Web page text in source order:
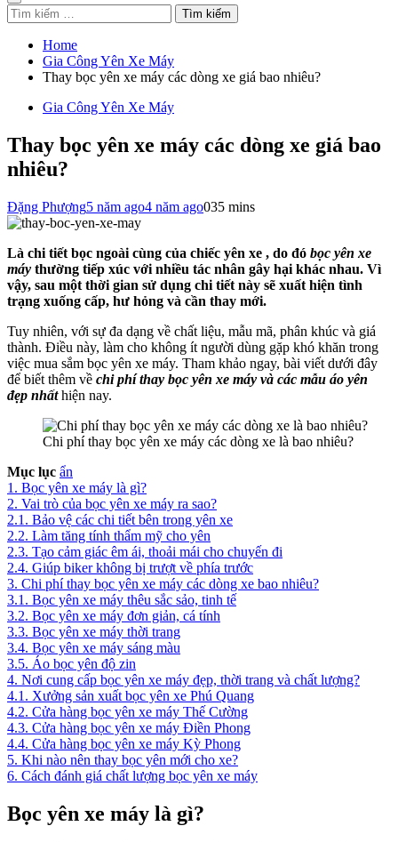
Tìm
kiếm
cho:
Home
Gia Công Yên Xe Máy
Thay bọc yên xe máy các dòng xe giá bao nhiêu?
Gia Công Yên Xe Máy
Thay bọc yên xe máy các dòng xe giá bao
nhiêu?
Đặng Phượng5 năm ago4 năm ago035 mins
Là chi tiết bọc ngoài cùng của chiếc yên xe , do đó bọc yên xe
máy thường tiếp xúc với nhiều tác nhân gây hại khác nhau. Vì
vậy, sau một thời gian sử dụng chi tiết này sẽ xuất hiện tình
trạng xuống cấp, hư hỏng và cần thay mới.
Tuy nhiên, với sự đa dạng về chất liệu, mẫu mã, phân khúc và giá
thành. Điều này, làm cho không ít người dùng gặp khó khăn trong
việc mua sắm bọc yên xe máy. Tham khảo ngay, bài viết dưới đây
để biết thêm về chi phí thay bọc yên xe máy và các mẫu áo yên
đẹp nhấthiện nay.
Chi phí thay bọc yên xe máy các dòng xe là bao nhiêu?
Mục lục ẩn
1. Bọc yên xe máy là gì?
2. Vai trò của bọc yên xe máy ra sao?
2.1. Bảo vệ các chi tiết bên trong yên xe
2.2. Làm tăng tính thẩm mỹ cho yên
2.3. Tạo cảm giác êm ái, thoải mái cho chuyến đi
2.4. Giúp biker không bị trượt về phía trước
3. Chi phí thay bọc yên xe máy các dòng xe bao nhiêu?
3.1. Bọc yên xe máy thêu sắc sảo, tinh tế
3.2. Bọc yên xe máy đơn giản, cá tính
3.3. Bọc yên xe máy thời trang
3.4. Bọc yên xe máy sáng màu
3.5. Áo bọc yên độ zin
4. Nơi cung cấp bọc yên xe máy đẹp, thời trang và chất lượng?
4.1. Xưởng sản xuất bọc yên xe Phú Quang
4.2. Cửa hàng bọc yên xe máy Thế Cường
4.3. Cửa hàng bọc yên xe máy Điền Phong
4.4. Cửa hàng bọc yên xe máy Kỳ Phong
5. Khi nào nên thay bọc yên mới cho xe?
6. Cách đánh giá chất lượng bọc yên xe máy
Bọc yên xe máy là gì?